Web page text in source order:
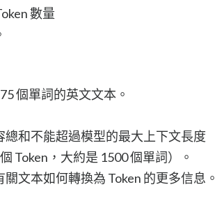
數量
個單詞的英文文本。
和不能超過模型的最大上下文長度
Token，大約是 1500 個單詞）。
關文本如何轉換為 Token 的更多信息。